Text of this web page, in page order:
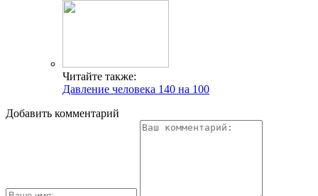
Читайте также:
Давление человека 140 на 100
Добавить комментарий